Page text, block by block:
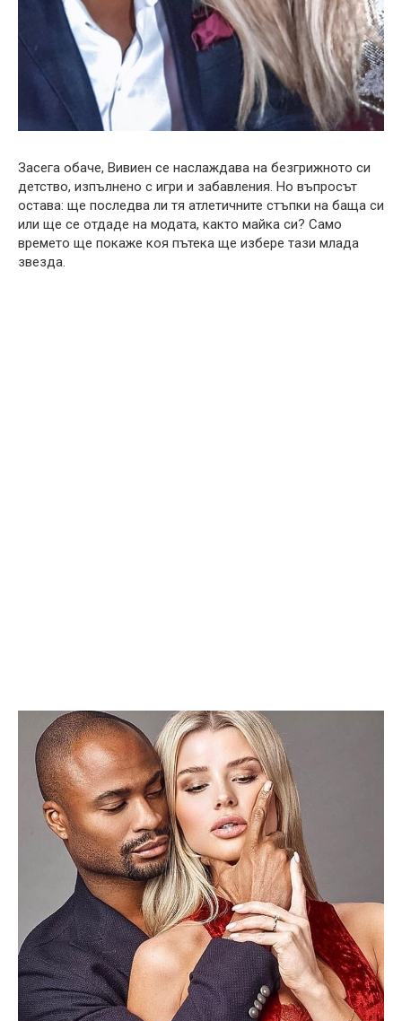
Засега обаче, Вивиен се наслаждава на безгрижното си
детство, изпълнено с игри и забавления. Но въпросът
остава: ще последва ли тя атлетичните стъпки на баща си
или ще се отдаде на модата, както майка си? Само
времето ще покаже коя пътека ще избере тази млада
звезда.